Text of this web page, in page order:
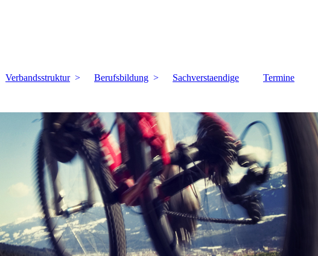
Verbandsstruktur Berufsbildung Sachverstaendige Termine